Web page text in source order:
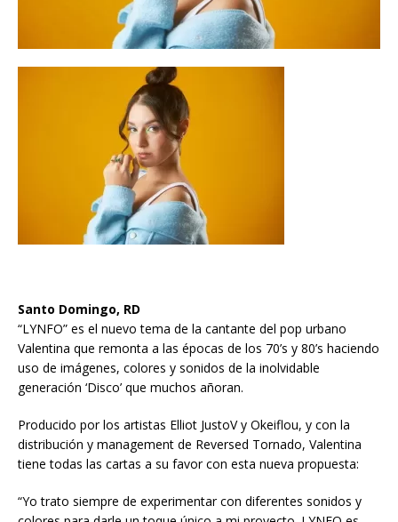
Santo Domingo, RD
“LYNFO” es el nuevo tema de la cantante del pop urbano
Valentina que remonta a las épocas de los 70’s y 80’s haciendo
uso de imágenes, colores y sonidos de la inolvidable
generación ‘Disco’ que muchos añoran.
Producido por los artistas Elliot JustoV y Okeiflou, y con la
distribución y management de Reversed Tornado, Valentina
tiene todas las cartas a su favor con esta nueva propuesta:
“Yo trato siempre de experimentar con diferentes sonidos y